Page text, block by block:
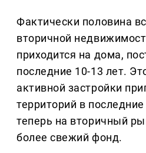
Фактически половина
вторичной
приходится на дома,
последние 10-13 лет.
активной застройки
территорий в
теперь на вторичный
более свежий фонд.